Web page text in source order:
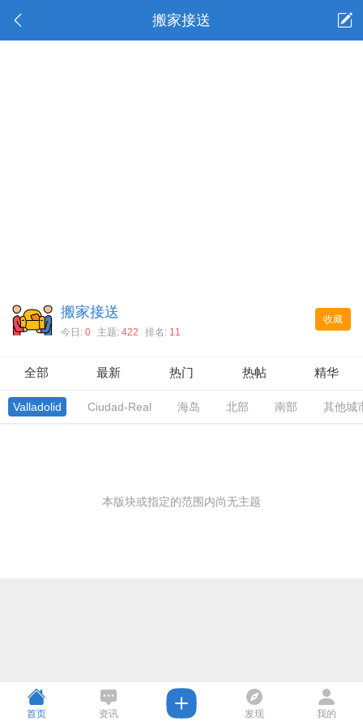
搬家接送
收藏
搬家接送
今日: 0 主题: 422 排名: 11
全部 最新 热门 热帖 精华
Valladolid Ciudad-Real 海岛 北部 南部 其他城
本版块或指定的范围内尚无主题
首页 资讯 发现 我的